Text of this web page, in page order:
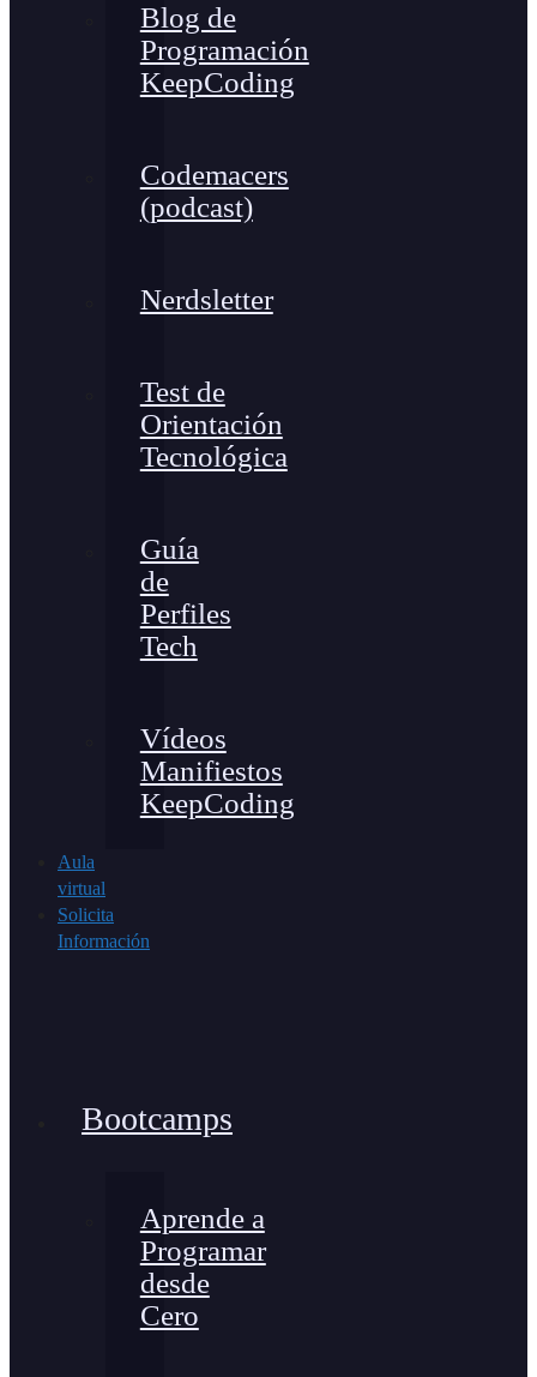
Blog de
Programación
KeepCoding
Codemacers
(podcast)
Nerdsletter
Test de
Orientación
Tecnológica
Guía
de
Perfiles
Tech
Vídeos
Manifiestos
KeepCoding
Aula
virtual
Solicita
Información
Bootcamps
Aprende a
Programar
desde
Cero